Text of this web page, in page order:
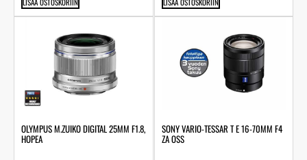
OLYMPUS M.ZUIKO DIGITAL 25MM F1.8,
HOPEA
SONY VARIO-TESSAR T E 16-70MM F4
ZA OSS